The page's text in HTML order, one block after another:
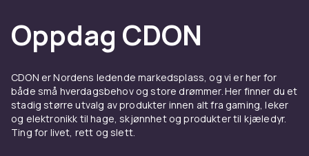
Oppdag CDON
CDON er Nordens ledende markedsplass, og vi er her for
både små hverdagsbehov og store drømmer. Her finner du et
stadig større utvalg av produkter innen alt fra gaming, leker
og elektronikk til hage, skjønnhet og produkter til kjæledyr.
Ting for livet, rett og slett.